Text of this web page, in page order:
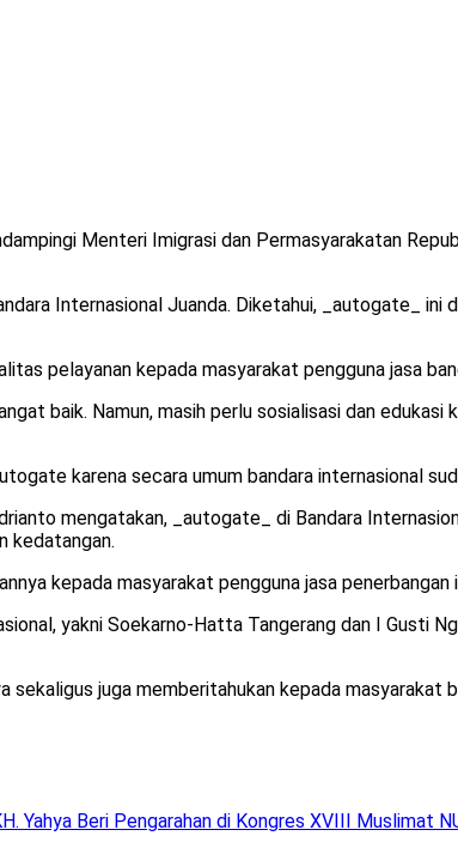
Menteri Imigrasi dan Permasyarakatan
Internasional Juanda. Diketahui, _autogate_ ini
pelayanan kepada masyarakat pengguna jasa
baik. Namun, masih perlu sosialisasi dan
karena secara umum bandara internasional
mengatakan, _autogate_ di Bandara
kedatangan.
kepada masyarakat pengguna jasa penerbangan
yakni Soekarno-Hatta Tangerang dan I Gusti
sekaligus juga memberitahukan kepada masyarakat
Yahya Beri Pengarahan di Kongres XVIII Muslimat